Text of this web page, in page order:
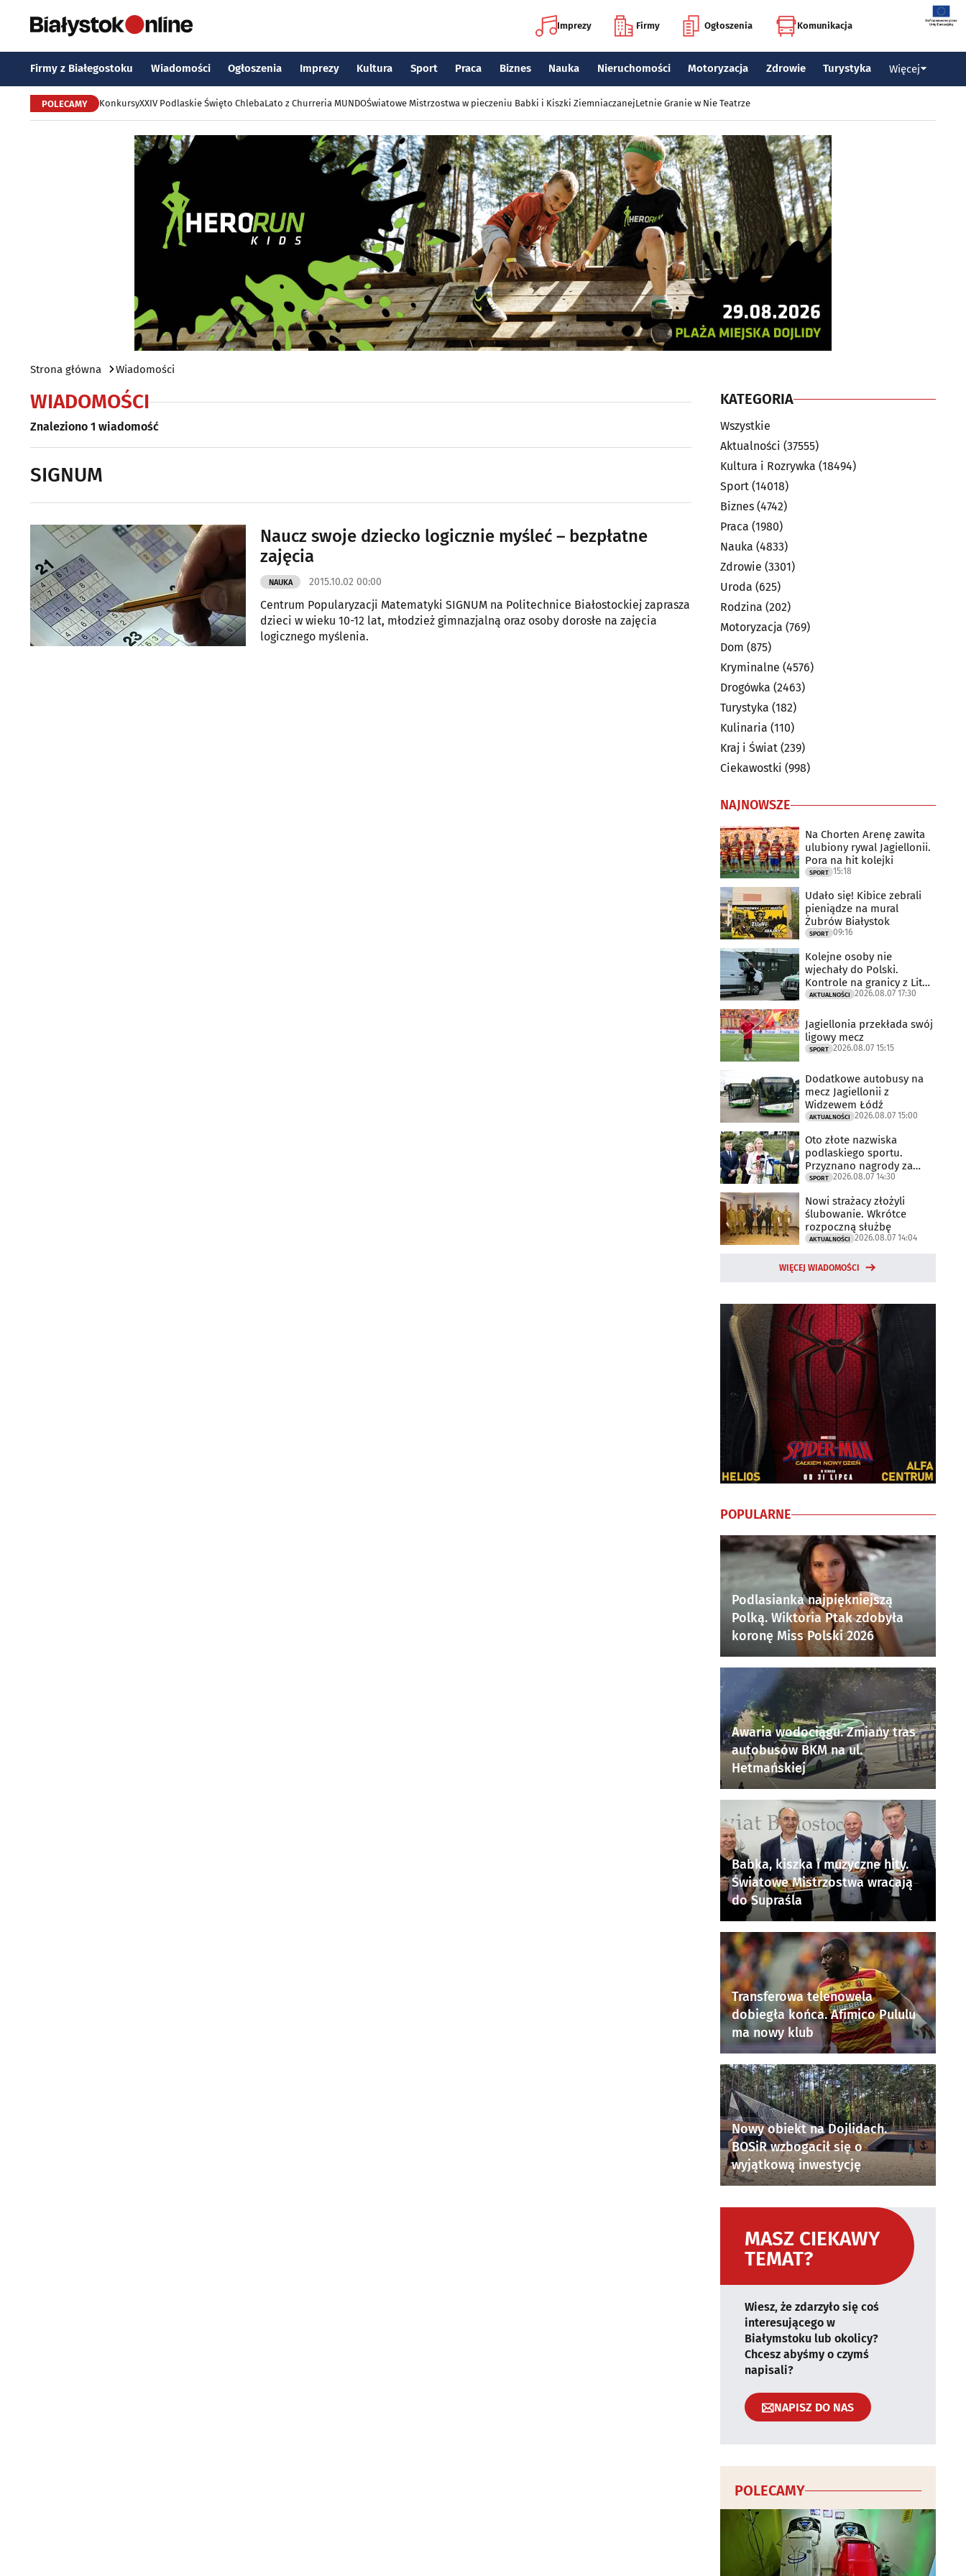
Imprezy Firmy Ogłoszenia Komunikacja
Firmy z Białegostoku Wiadomości Ogłoszenia Imprezy Kultura Sport Praca Biznes Nauka Nieruchomości Motoryzacja Zdrowie Turystyka Więcej
POLECAMY KonkursyXXIV Podlaskie Święto ChlebaLato z Churreria MUNDOŚwiatowe Mistrzostwa w pieczeniu Babki i Kiszki ZiemniaczanejLetnie Granie w Nie Teatrze
Strona główna Wiadomości
WIADOMOŚCI
Znaleziono 1 wiadomość
SIGNUM
Naucz swoje dziecko logicznie myśleć – bezpłatne
zajęcia
NAUKA 2015.10.02 00:00
Centrum Popularyzacji Matematyki SIGNUM na Politechnice Białostockiej zaprasza
dzieci w wieku 10-12 lat, młodzież gimnazjalną oraz osoby dorosłe na zajęcia
logicznego myślenia.
KATEGORIA
Wszystkie
Aktualności (37555)
Kultura i Rozrywka (18494)
Sport (14018)
Biznes (4742)
Praca (1980)
Nauka (4833)
Zdrowie (3301)
Uroda (625)
Rodzina (202)
Motoryzacja (769)
Dom (875)
Kryminalne (4576)
Drogówka (2463)
Turystyka (182)
Kulinaria (110)
Kraj i Świat (239)
Ciekawostki (998)
NAJNOWSZE
Na Chorten Arenę zawita
ulubiony rywal Jagiellonii.
Pora na hit kolejki
SPORT 15:18
Udało się! Kibice zebrali
pieniądze na mural
Żubrów Białystok
SPORT 09:16
Kolejne osoby nie
wjechały do Polski.
Kontrole na granicy z Litwą
trwają
AKTUALNOŚCI 2026.08.07 17:30
Jagiellonia przekłada swój
ligowy mecz
SPORT 2026.08.07 15:15
Dodatkowe autobusy na
mecz Jagiellonii z
Widzewem Łódź
AKTUALNOŚCI 2026.08.07 15:00
Oto złote nazwiska
podlaskiego sportu.
Przyznano nagrody za
2025 rok
SPORT 2026.08.07 14:30
Nowi strażacy złożyli
ślubowanie. Wkrótce
rozpoczną służbę
AKTUALNOŚCI 2026.08.07 14:04
WIĘCEJ WIADOMOŚCI
POPULARNE
Podlasianka najpiękniejszą
Polką. Wiktoria Ptak zdobyła
koronę Miss Polski 2026
Awaria wodociągu. Zmiany tras
autobusów BKM na ul.
Hetmańskiej
Babka, kiszka i muzyczne hity.
Światowe Mistrzostwa wracają
do Supraśla
Transferowa telenowela
dobiegła końca. Afimico Pululu
ma nowy klub
Nowy obiekt na Dojlidach.
BOSiR wzbogacił się o
wyjątkową inwestycję
MASZ CIEKAWY
TEMAT?
Wiesz, że zdarzyło się coś
interesującego w
Białymstoku lub okolicy?
Chcesz abyśmy o czymś
napisali?
NAPISZ DO NAS
POLECAMY